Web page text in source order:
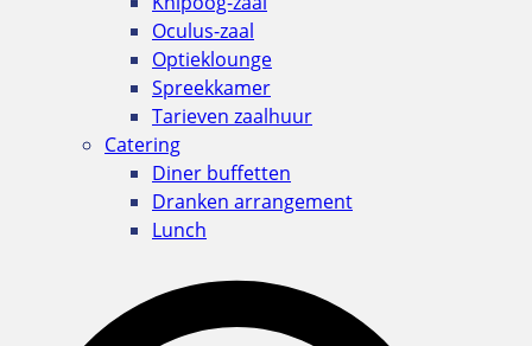
Oculus-zaal
Optieklounge
Spreekkamer
Tarieven zaalhuur
Catering
Diner buffetten
Dranken arrangement
Lunch